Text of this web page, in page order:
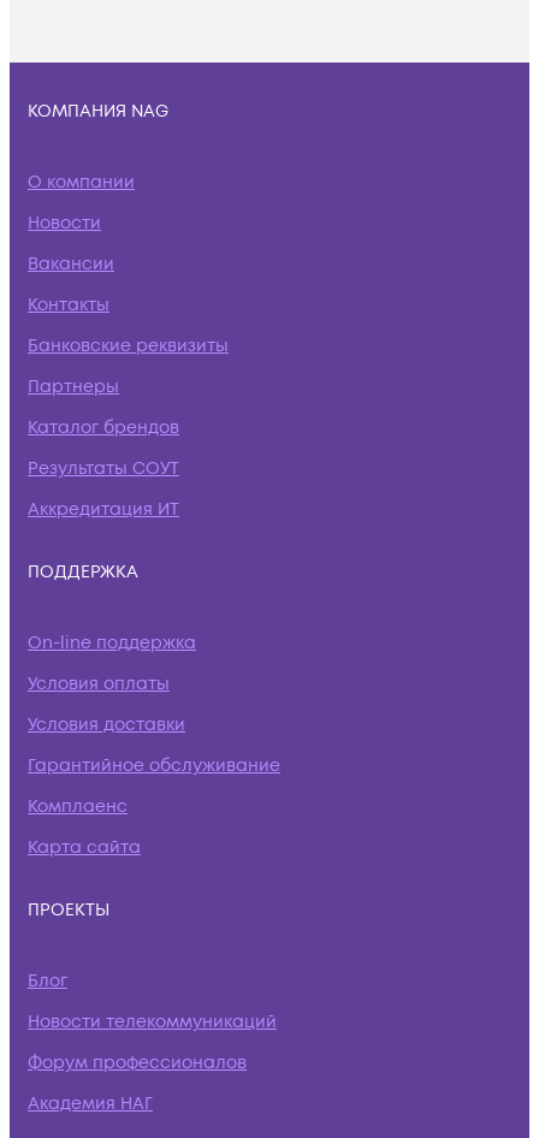
КОМПАНИЯ NAG
О компании
Новости
Вакансии
Контакты
Банковские реквизиты
Партнеры
Каталог брендов
Результаты СОУТ
Аккредитация ИТ
ПОДДЕРЖКА
On-line поддержка
Условия оплаты
Условия доставки
Гарантийное обслуживание
Комплаенс
Карта сайта
ПРОЕКТЫ
Блог
Новости телекоммуникаций
Форум профессионалов
Академия НАГ